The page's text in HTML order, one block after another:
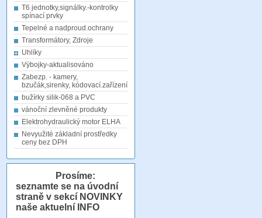
T6 jednotky,signálky.-kontrolky
spínací prvky
Tepelné a nadproud.ochrany
Transformátory, Zdroje
Uhlíky
Výbojky-aktualisováno
Zabezp. - kamery,
bzučák,sirenky, kódovací.zařízení
bužírky silik-068 a PVC
vánoční zlevněné produkty
Elektrohydraulický motor ELHA
Nevyužité základní prostředky
ceny bez DPH
Prosíme:
seznamte se na úvodní
straně v sekcí NOVINKY
naše aktuelní INFO